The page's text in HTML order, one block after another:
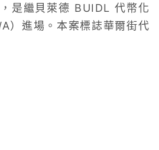
是繼貝萊德 BUIDL 代幣化
）進場。本案標誌華爾街代